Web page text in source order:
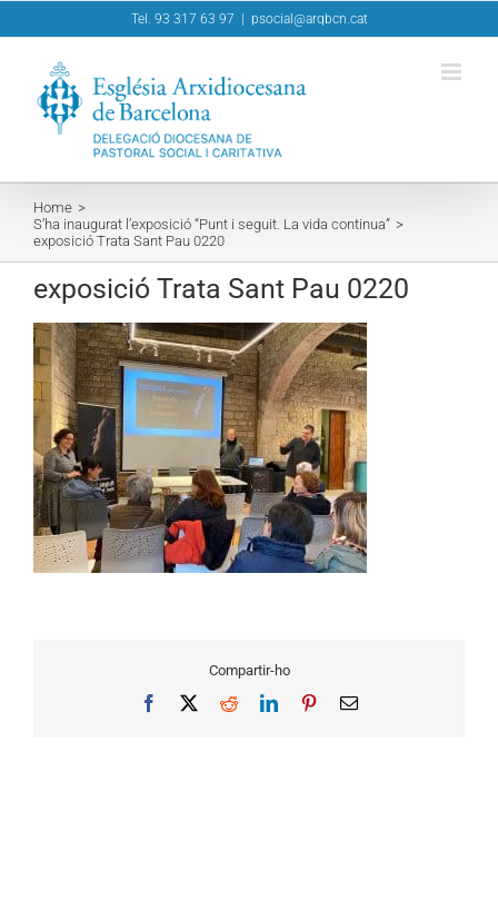
to
Tel. 93 317 63 97 psocial@arqbcn.cat
Home
S’ha inaugurat l’exposició “Punt i seguit. La vida continua”
exposició Trata Sant Pau 0220
exposició Trata Sant Pau 0220
Compartir-ho
Facebook RedditLinkedInPinterestEmail